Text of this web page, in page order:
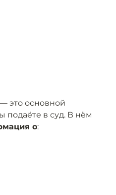
— это основной
подаёте в суд. В нём
о: